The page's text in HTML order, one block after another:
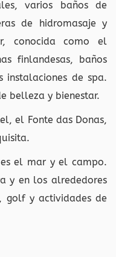
varios baños de
de hidromasaje y
conocida como el
finlandesas, baños
instalaciones de spa.
belleza y bienestar.
el Fonte das Donas,
el mar y el campo.
y en los alrededores
golf y actividades de